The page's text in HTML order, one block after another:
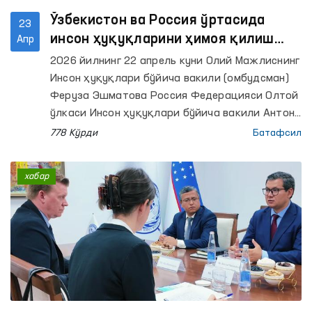
23
Апр
Ўзбекистон ва Россия ўртасида
инсон ҳуқуқларини ҳимоя қилиш
соҳасидаги ҳамкорлик масалалари
муҳокама қилинди
2026 йилнинг 22 апрель куни Олий Мажлиснинг
Инсон ҳуқуқлари бўйича вакили (омбудсман)
Феруза Эшматова Россия Федерацияси Олтой
ўлкаси Инсон ҳуқуқлари бўйича вакили Антон
Васильев билан учрашди.
778 Кўрди Батафсил
хабар